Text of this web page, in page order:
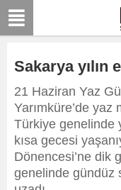
Sakarya yılın
21 Haziran Yaz
Yarımküre’de
Türkiye genelinde
kısa gecesi
Dönencesi’ne dik
genelinde gündüz